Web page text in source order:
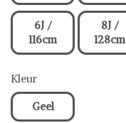
6J /
116cm
8J /
128cm
Kleur
Geel